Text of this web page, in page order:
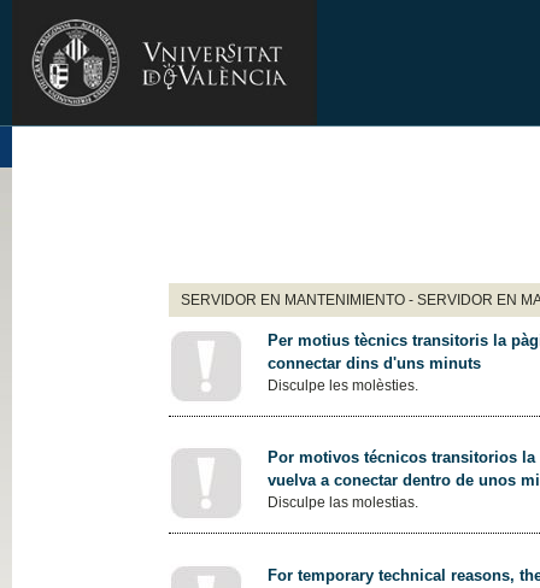
SERVIDOR EN MANTENIMIENTO - SERVIDOR EN
Per motius tècnics transitoris la
connectar dins d'uns minuts
Disculpe les molèsties.
Por motivos técnicos transitorios
vuelva a conectar dentro de unos
Disculpe las molestias.
For temporary technical reasons,